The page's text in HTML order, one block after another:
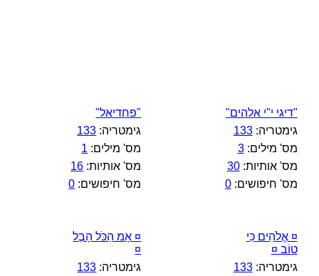
"דיגי י"י אלהים"
גימטריה:133
מס' מילים:3
מס' אותיות:30
מס' חיפושים:0
"פחדיאל"
גימטריה: 133
מס' מילים: 1
מס' אותיות: 16
מס' חיפושים: 0
¤ אֱלֹהִים כִּי
טוֹב ¤
גימטריה:133
¤ אָמ הַכֹּל הָבֶל
¤
גימטריה: 133